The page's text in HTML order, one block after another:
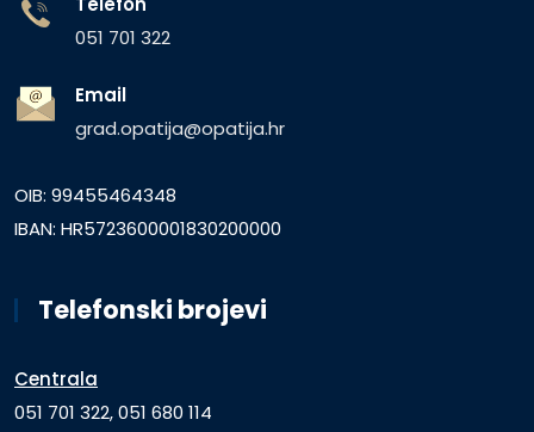
051 701 322
Email
grad.opatija@opatija.hr
OIB: 99455464348
IBAN: HR5723600001830200000
Telefonski brojevi
Centrala
051 701 322, 051 680 114